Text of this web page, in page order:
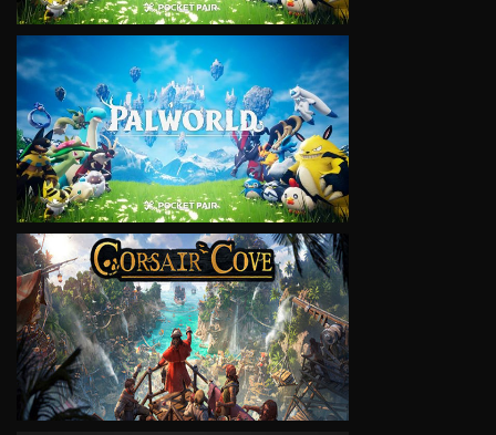
VIEW
VIEW